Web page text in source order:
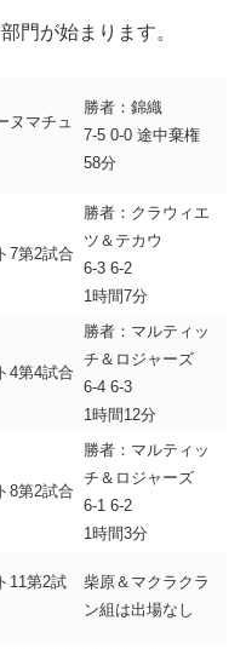
門が始まります。
ヌマチュ
勝者：錦織
7-5 0-0 途中棄権
58分
7第2試合
勝者：クラウィエ
ツ＆テカウ
6-3 6-2
1時間7分
4第4試合
勝者：マルティッ
チ＆ロジャーズ
6-4 6-3
1時間12分
8第2試合
勝者：マルティッ
チ＆ロジャーズ
6-1 6-2
1時間3分
11第2試
柴原＆マクラクラ
ン組は出場なし